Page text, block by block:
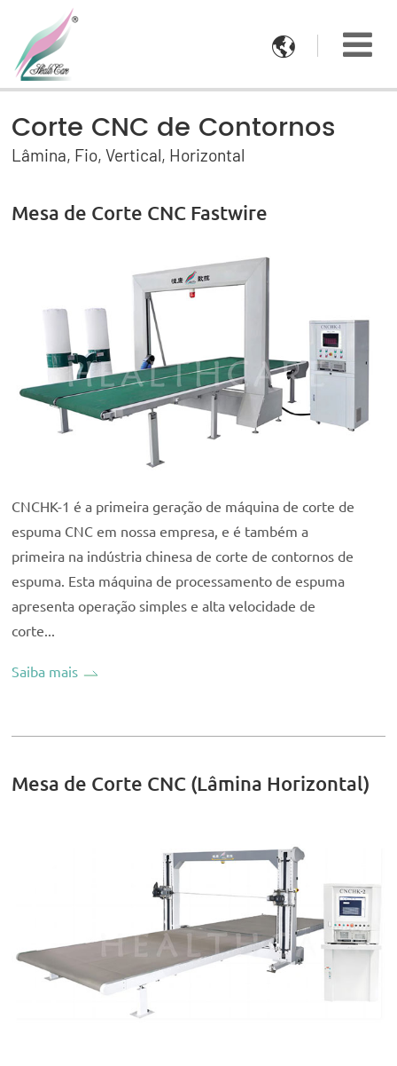

Corte CNC de Contornos
Lâmina, Fio, Vertical, Horizontal
Mesa de Corte CNC Fastwire
CNCHK-1 é a primeira geração de máquina de corte de
espuma CNC em nossa empresa, e é também a
primeira na indústria chinesa de corte de contornos de
espuma. Esta máquina de processamento de espuma
apresenta operação simples e alta velocidade de
corte...
Saiba mais
Mesa de Corte CNC (Lâmina Horizontal)